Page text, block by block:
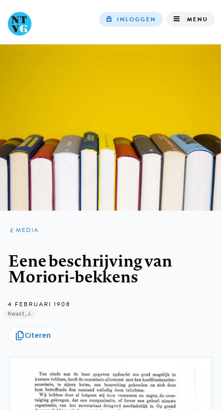
INLOGGEN MENU
ARTIKELEN
VARIA
MEDIA
Eene beschrijving van
Moriori-bekkens
4 FEBRUARI 1908
Kwast, J.
Citeren